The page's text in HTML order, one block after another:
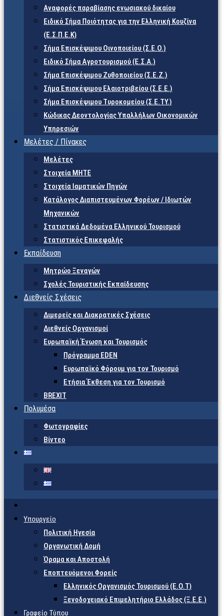
Αναφορές παραβίασης ενωσιακού δικαίου
Ειδικό Σήμα Ποιότητας για την Ελληνική Κουζίνα
(Ε.Σ.Π.Ε.Κ)
Σήμα Επισκέψιμου Οινοποιείου (Σ.Ε.Ο.)
Ειδικό Σήμα Αγροτουρισμού (Ε.Σ.Α.)
Σήμα Επισκέψιμου Ζυθοποιείου (Σ.Ε.Ζ.)
Σήμα Επισκέψιμου Ελαιοτριβείου (Σ.Ε.Ε.)
Σήμα Επισκέψιμου Τυροκομείου (Σ.Ε.TY.)
Κώδικας Δεοντολογίας Υπαλλήλων Οικονομικών
Υπηρεσιών
Μελέτες / Πίνακες
Μελέτες
Στοιχεία ΜΗΤΕ
Στοιχεία Ιαματικών Πηγών
Κατάλογος Διαπιστευμένων Φορέων / Ιδιωτών
Μηχανικών
Στατιστικά Δεδομένα Ελληνικού Τουρισμού
Στατιστικός Επικεφαλής
Εκπαίδευση
Μητρώο Ξεναγών
Σχολές Τουριστικής Εκπαίδευσης
Διεθνείς Σχέσεις
Διμερείς και Διακρατικές Σχέσεις
Διεθνείς Οργανισμοί
Ευρωπαϊκή Ένωση και Τουρισμός
Πρόγραμμα EDEN
Ευρωπαϊκό Φόρουμ για τον Τουρισμό
Ετήσια Έκθεση για τον Τουρισμό
BREXIT
Πολυμέσα
Φωτογραφίες
Βίντεο
Υπουργείο
Πολιτική Ηγεσία
Οργανωτική Δομή
Όραμα και Αποστολή
Εποπτευόμενοι Φορείς
Eλληνικός Οργανισμός Τουρισμού (Ε.Ο.Τ)
Ξενοδοχειακό Επιμελητήριο Ελλάδος (Ξ.Ε.Ε.)
Γραφείο Τύπου